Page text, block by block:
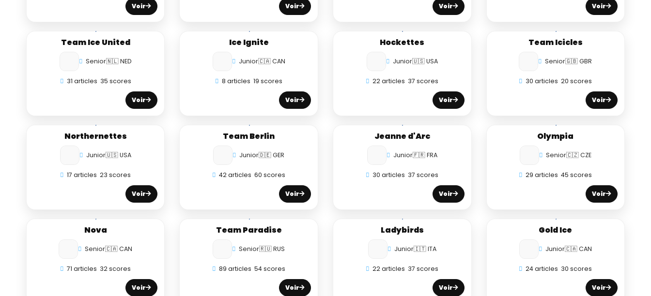
Voir Voir Voir Voir
Team Ice United
Senior🇳🇱 NED
31 articles 35 scores
Voir
Ice Ignite
Junior🇨🇦 CAN
8 articles 19 scores
Voir
Hockettes
Junior🇺🇸 USA
22 articles 37 scores
Voir
Team Icicles
Senior🇬🇧 GBR
30 articles 20 scores
Voir
Northernettes
Junior🇺🇸 USA
17 articles 23 scores
Voir
Team Berlin
Junior🇩🇪 GER
42 articles 60 scores
Voir
Jeanne d'Arc
Junior🇫🇷 FRA
30 articles 37 scores
Voir
Olympia
Senior🇨🇿 CZE
29 articles 45 scores
Voir
Nova
Senior🇨🇦 CAN
71 articles 32 scores
Voir
Team Paradise
Senior🇷🇺 RUS
89 articles 54 scores
Voir
Ladybirds
Junior🇮🇹 ITA
22 articles 37 scores
Voir
Gold Ice
Junior🇨🇦 CAN
24 articles 30 scores
Voir